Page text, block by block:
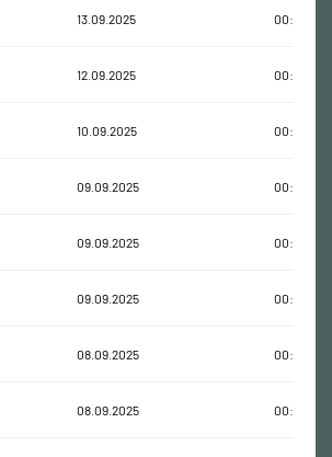
13.09.2025 00:39:15
12.09.2025 00:58:55
10.09.2025 00:49:16
09.09.2025 00:45:43
09.09.2025 00:43:48
09.09.2025 00:37:24
08.09.2025 00:39:48
08.09.2025 00:47:51